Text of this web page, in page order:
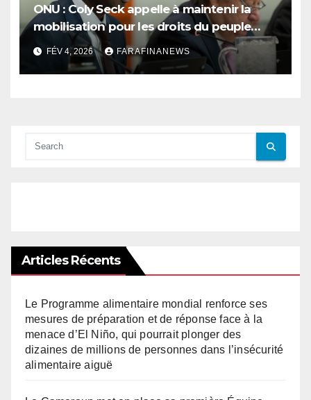
ONU : Coly Seck appelle à maintenir la
mobilisation pour les droits du peuple
palestinien
FÉV 4, 2026 FARAFINANEWS
Articles Récents
Le Programme alimentaire mondial renforce ses
mesures de préparation et de réponse face à la
menace d’El Niño, qui pourrait plonger des
dizaines de millions de personnes dans l’insécurité
alimentaire aiguë